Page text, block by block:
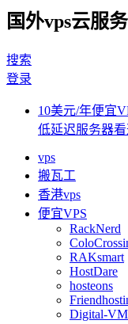
国外vps云服
搜索
登录
10美元/年便宜
低延迟服务器
vps
搬瓦工
香港vps
便宜VPS
RackNerd
RAKsmart
HostDare
hosteons
Digital-VM